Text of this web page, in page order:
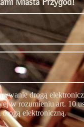
Miasta Przygód!
drogą
w rozumieniu art. 10
drogą elektroniczną.